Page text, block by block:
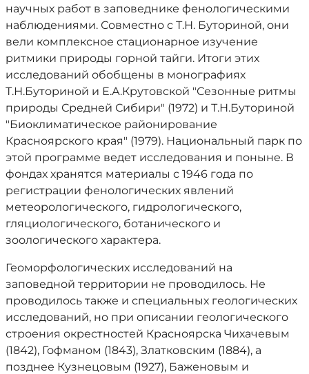
научных работ в заповеднике фенологическими
наблюдениями. Совместно с Т.Н. Буториной, они
вели комплексное стационарное изучение
ритмики природы горной тайги. Итоги этих
исследований обобщены в монографиях
Т.Н.Буториной и Е.А.Крутовской "Сезонные ритмы
природы Средней Сибири" (1972) и Т.Н.Буториной
"Биоклиматическое районирование
Красноярского края" (1979). Национальный парк по
этой программе ведет исследования и поныне. В
фондах хранятся материалы с 1946 года по
регистрации фенологических явлений
метеорологического, гидрологического,
гляциологического, ботанического и
зоологического характера.
Геоморфологических исследований на
заповедной территории не проводилось. Не
проводилось также и специальных геологических
исследований, но при описании геологического
строения окрестностей Красноярска Чихачевым
(1842), Гофманом (1843), Златковским (1884), а
позднее Кузнецовым (1927), Баженовым и